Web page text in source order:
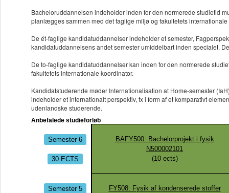
Bacheloruddannelsen indeholder inden for den normerede studietid
planlægges sammen med det faglige miljø og fakultetets internationale
De ét-faglige kandidatuddannelser indeholder et semester,
kandidatuddannelsens andet semester umiddelbart inden specialet.
De to-faglige kandidatuddannelser kan inden for den normerede
fakultetets internationale koordinator.
Kandidatstuderende møder Internationalisation at Home-semester
indeholder et internationalt perspektiv, fx i form af et komparativt
udenlandske studerende.
Anbefalede studieforløb
Semester 6
30 ECTS
BAFY500: Bachelorprojekt i fysik
N500002101
(10ects)
Semester 5
FY508: Fysik af kondenserede stoffer